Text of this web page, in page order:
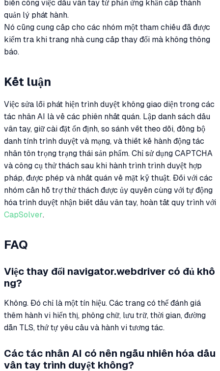
biến công việc dấu vân tay từ phản ứng khẩn cấp thành
quản lý phát hành.
Nó cũng cung cấp cho các nhóm một tham chiếu đã được
kiểm tra khi trang nhà cung cấp thay đổi mà không thông
báo.
Kết luận
Việc sửa lỗi phát hiện trình duyệt không giao diện trong các
tác nhân AI là về các phiên nhất quán. Lập danh sách dấu
vân tay, giữ cài đặt ổn định, so sánh vết theo dõi, đồng bộ
danh tính trình duyệt và mạng, và thiết kế hành động tác
nhân tôn trọng trạng thái sản phẩm. Chỉ sử dụng CAPTCHA
và công cụ thử thách sau khi hành trình trình duyệt hợp
pháp, được phép và nhất quán về mặt kỹ thuật. Đối với các
nhóm cần hỗ trợ thử thách được ủy quyền cùng với tự động
hóa trình duyệt nhận biết dấu vân tay, hoàn tất quy trình với
CapSolver.
FAQ
Việc thay đổi navigator.webdriver có đủ khô
ng?
Không. Đó chỉ là một tín hiệu. Các trang có thể đánh giá
thêm hành vi hiển thị, phông chữ, lưu trữ, thời gian, đường
dẫn TLS, thứ tự yêu cầu và hành vi tương tác.
Các tác nhân AI có nên ngẫu nhiên hóa dấu
vân tay trình duyệt không?